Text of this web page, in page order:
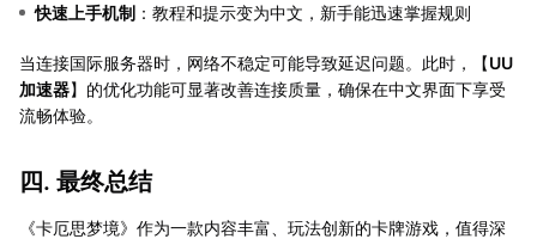
快速上手机制 ：教程和提示变为中文，新手能迅速掌握规则
当连接国际服务器时，网络不稳定可能导致延迟问题。此时，【UU
加速器】的优化功能可显著改善连接质量，确保在中文界面下享受
流畅体验。
四. 最终总结
《卡厄思梦境》作为一款内容丰富、玩法创新的卡牌游戏，值得深